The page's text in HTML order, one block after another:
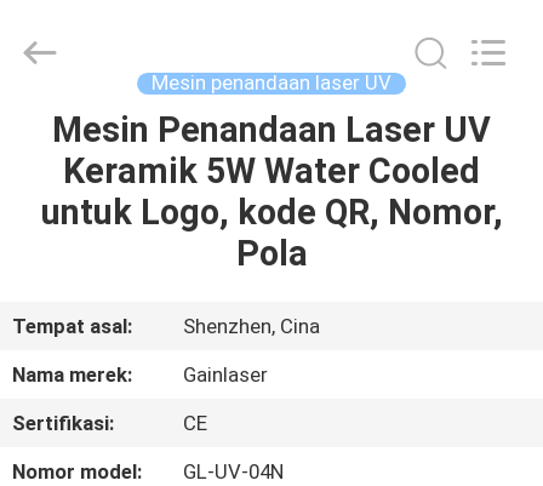
RUMAH
PRODUK
KAMI
PABRIK
Laser
Technology
Mesin penandaan laser UV
Mesin Penandaan Laser UV
Keramik 5W Water Cooled
untuk Logo, kode QR, Nomor,
Pola
Tempat asal:
Shenzhen, Cina
Nama merek:
Gainlaser
Sertifikasi:
CE
Nomor model:
GL-UV-04N